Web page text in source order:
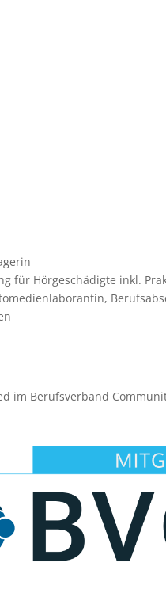
für Hörgeschädigte inkl.
im Berufsverband